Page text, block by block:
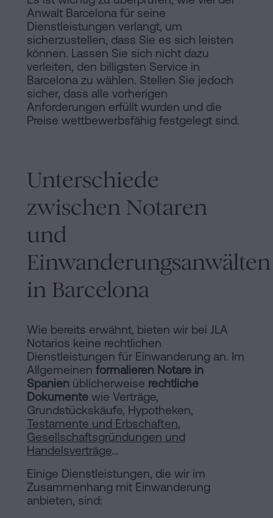
Anwalt Barcelona für seine
Dienstleistungen verlangt, um
sicherzustellen, dass Sie es sich leisten
können. Lassen Sie sich nicht dazu
verleiten, den billigsten Service in
Barcelona zu wählen. Stellen Sie jedoch
sicher, dass alle vorherigen
Anforderungen erfüllt wurden und die
Preise wettbewerbsfähig festgelegt sind.
Unterschiede
zwischen Notaren
und
Einwanderungsanwälten
in Barcelona
Wie bereits erwähnt, bieten wir bei JLA
Notarios keine rechtlichen
Dienstleistungen für Einwanderung an. Im
Allgemeinen formalieren Notare in
Spanien üblicherweise rechtliche
Dokumente wie Verträge,
Grundstückskäufe, Hypotheken,
Testamente und Erbschaften,
Gesellschaftsgründungen und
Handelsverträge…
Einige Dienstleistungen, die wir im
Zusammenhang mit Einwanderung
anbieten, sind: